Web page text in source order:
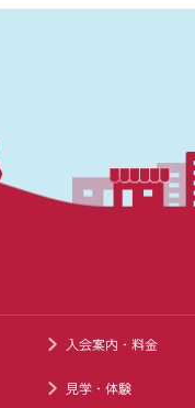
入会案内・料金
見学・体験